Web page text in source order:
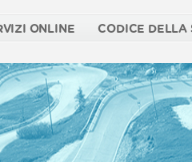
ONLINE CODICE DELLA